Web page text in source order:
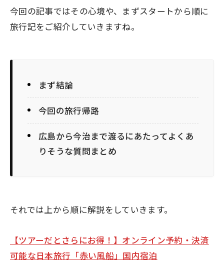
今回の記事ではその心境や、まずスタートから順に
旅行記をご紹介していきますね。
まず結論
今回の旅行帰路
広島から今治まで渡るにあたってよくあ
りそうな質問まとめ
それでは上から順に解説をしていきます。
【ツアーだとさらにお得！】オンライン予約・決済
可能な日本旅行「赤い風船」国内宿泊